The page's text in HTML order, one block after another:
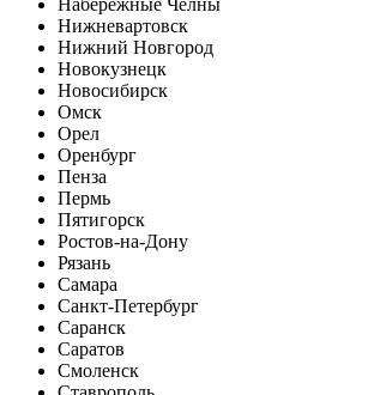
Набережные Челны
Нижневартовск
Нижний Новгород
Новокузнецк
Новосибирск
Омск
Орел
Оренбург
Пенза
Пермь
Пятигорск
Ростов-на-Дону
Рязань
Самара
Санкт-Петербург
Саранск
Саратов
Смоленск